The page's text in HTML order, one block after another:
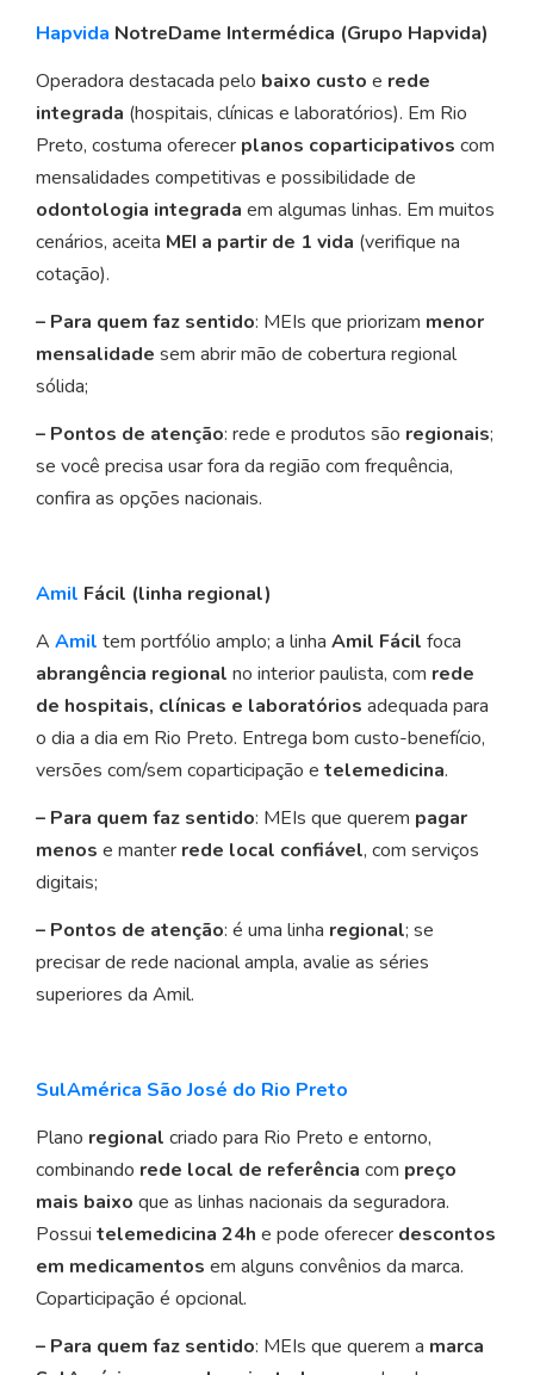
Hapvida NotreDame Intermédica (Grupo Hapvida)
Operadora destacada pelo baixo custo e rede
integrada (hospitais, clínicas e laboratórios). Em Rio
Preto, costuma oferecer planos coparticipativos com
mensalidades competitivas e possibilidade de
odontologia integrada em algumas linhas. Em muitos
cenários, aceita MEI a partir de 1 vida (verifique na
cotação).
– Para quem faz sentido: MEIs que priorizam menor
mensalidade sem abrir mão de cobertura regional
sólida;
– Pontos de atenção: rede e produtos são regionais;
se você precisa usar fora da região com frequência,
confira as opções nacionais.
Amil Fácil (linha regional)
A Amil tem portfólio amplo; a linha Amil Fácil foca
abrangência regional no interior paulista, com rede
de hospitais, clínicas e laboratórios adequada para
o dia a dia em Rio Preto. Entrega bom custo-benefício,
versões com/sem coparticipação e telemedicina.
– Para quem faz sentido: MEIs que querem pagar
menos e manter rede local confiável, com serviços
digitais;
– Pontos de atenção: é uma linha regional; se
precisar de rede nacional ampla, avalie as séries
superiores da Amil.
SulAmérica São José do Rio Preto
Plano regional criado para Rio Preto e entorno,
combinando rede local de referência com preço
mais baixo que as linhas nacionais da seguradora.
Possui telemedicina 24h e pode oferecer descontos
em medicamentos em alguns convênios da marca.
Coparticipação é opcional.
– Para quem faz sentido: MEIs que querem a marca